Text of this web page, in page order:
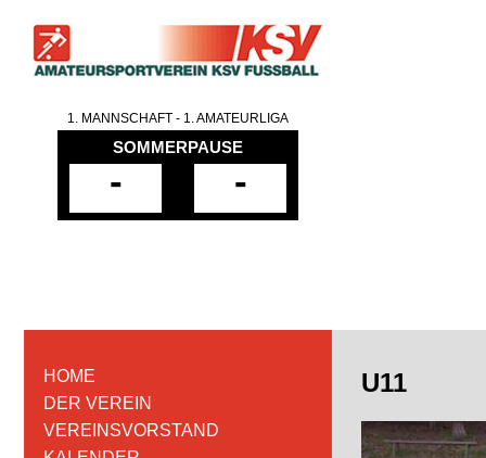
1. MANNSCHAFT - 1. AMATEURLIGA
SOMMERPAUSE
- -
HOME
DER VEREIN
VEREINSVORSTAND
U11